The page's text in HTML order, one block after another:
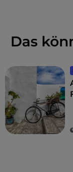
Das